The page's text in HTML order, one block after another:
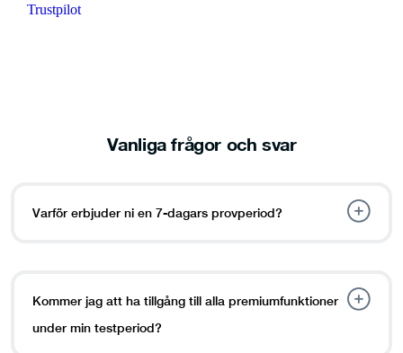
Trustpilot
Vanliga frågor och svar
Varför erbjuder ni en 7-dagars provperiod?
Kommer jag att ha tillgång till alla premiumfunktioner
under min testperiod?